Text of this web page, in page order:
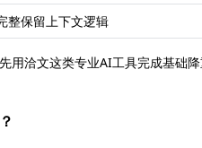
整保留上下文逻辑
用洽文这类专业AI工具完成基础